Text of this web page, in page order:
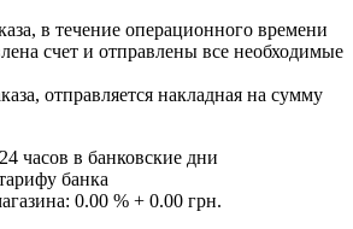
в течение операционного времени
счет и отправлены все необходимые
отправляется накладная на сумму
часов в банковские дни
банка
0.00 % + 0.00 грн.